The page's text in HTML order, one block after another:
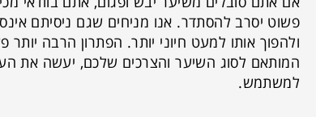
פשוט יסרב להסתדר. אנו מניחים שגם ניסיתם
ולהפוך אותו למעט חיוני יותר. הפתרון הרבה
המותאם לסוג השיער והצרכים שלכם, יעשה את
למשתמש.